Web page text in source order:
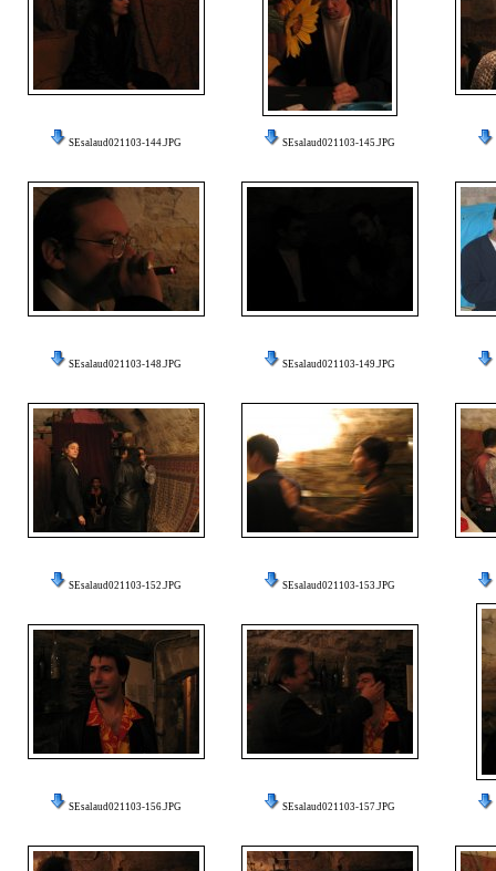
SEsalaud021103-144.JPG SEsalaud021103-145.JPG
SEsalaud021103-148.JPG SEsalaud021103-149.JPG
SEsalaud021103-152.JPG SEsalaud021103-153.JPG
SEsalaud021103-156.JPG SEsalaud021103-157.JPG